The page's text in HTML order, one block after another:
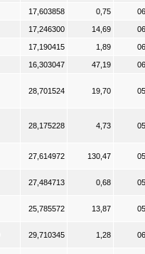
17,603858 0,75
17,246300 14,69
17,190415 1,89
16,303047 47,19
28,701524 19,70
28,175228 4,73
27,614972 130,47
27,484713 0,68
25,785572 13,87
29,710345 1,28